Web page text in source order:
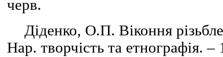
черв.
Діденко, О.П. Віконня
Нар. творчість та етнографія.